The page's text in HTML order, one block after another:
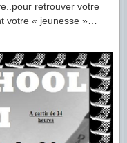
retrouver votre
votre « jeunesse »…